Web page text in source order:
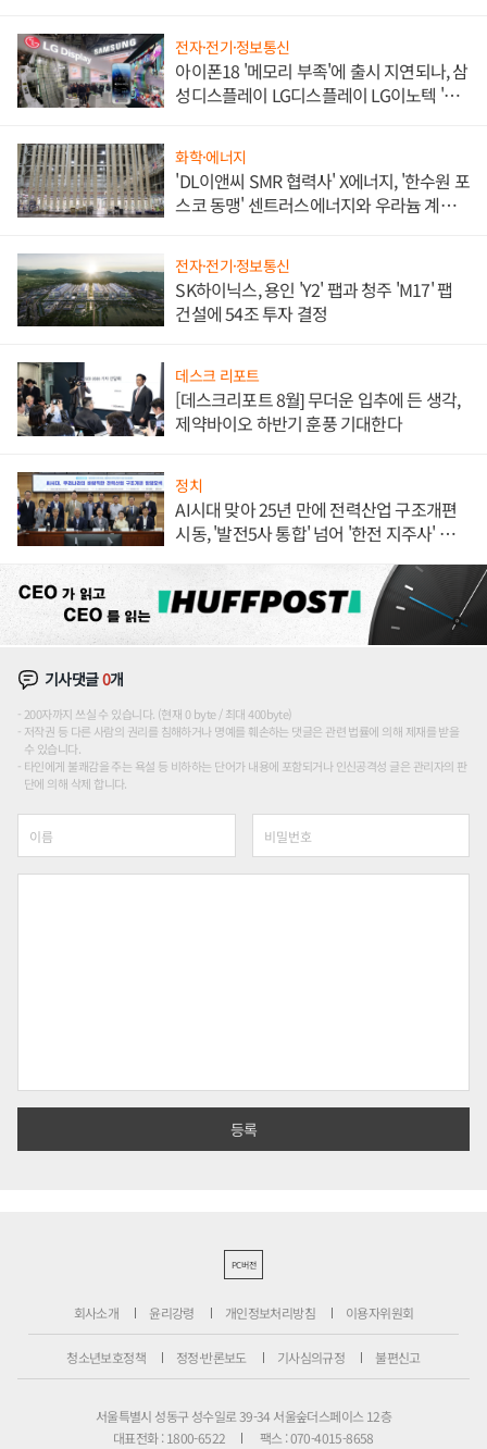
전자·전기·정보통신
아이폰18 '메모리 부족'에 출시 지연되나, 삼
성디스플레이 LG디스플레이 LG이노텍 '탈
화학·에너지
'DL이앤씨 SMR 협력사' X에너지, '한수원 포
스코 동맹' 센트러스에너지와 우라늄 계약
전자·전기·정보통신
SK하이닉스, 용인 'Y2' 팹과 청주 'M17' 팹
건설에 54조 투자 결정
데스크 리포트
[데스크리포트 8월] 무더운 입추에 든 생각,
제약바이오 하반기 훈풍 기대한다
정치
AI시대 맞아 25년 만에 전력산업 구조개편
시동, '발전5사 통합' 넘어 '한전 지주사' 재편
기사댓글0개
200자까지 쓰실 수 있습니다. (현재 0 byte / 최대 400byte)
저작권 등 다른 사람의 권리를 침해하거나 명예를 훼손하는 댓글은 관련 법률에 의해 제재를 받을
수 있습니다.
타인에게 불쾌감을 주는 욕설 등 비하하는 단어가 내용에 포함되거나 인신공격성 글은 관리자의 판
단에 의해 삭제 합니다.
PC버전
회사소개 윤리강령 개인정보처리방침 이용자위원회
청소년보호정책 정정·반론보도 기사심의규정 불편신고
서울특별시 성동구 성수일로 39-34 서울숲더스페이스 12층
대표전화 : 1800-6522
팩스 : 070-4015-8658